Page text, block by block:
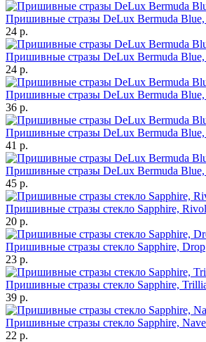
Пришивные стразы DeLux Bermuda Blue,
24 р.
Пришивные стразы DeLux Bermuda
24 р.
Пришивные стразы DeLux Bermuda Blue,
36 р.
Пришивные стразы DeLux Bermuda Blue,
41 р.
Пришивные стразы DeLux Bermuda Blue,
45 р.
Пришивные стразы стекло Sapphire,
20 р.
Пришивные стразы стекло Sapphire, Drop
23 р.
Пришивные стразы стекло Sapphire,
39 р.
Пришивные стразы стекло Sapphire,
22 р.